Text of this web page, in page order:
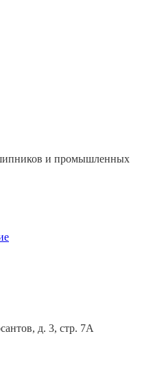
и промышленных
д. 3, стр. 7А